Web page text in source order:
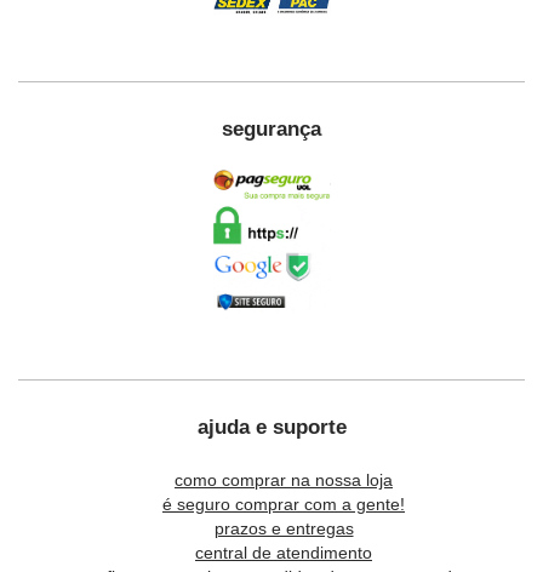
segurança
ajuda e suporte
como comprar na nossa loja
é seguro comprar com a gente!
prazos e entregas
central de atendimento